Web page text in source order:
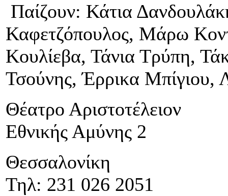
Παίζουν: Κάτια
Καφετζόπουλος, Μάρω
Κουλίεβα, Τάνια Τρύπη,
Τσούνης, Έρρικα Μπίγιου,
Θέατρο Αριστοτέλειον
Εθνικής Αμύνης 2
Θεσσαλονίκη
Τηλ: 231 026 2051